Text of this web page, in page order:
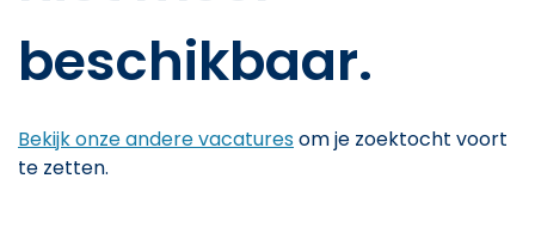
beschikbaar.
Bekijk onze andere vacaturesom je zoektocht voort
te zetten.